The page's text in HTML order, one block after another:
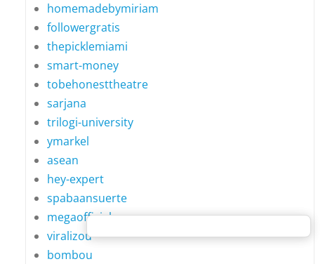
homemadebymiriam
followergratis
thepicklemiami
smart-money
tobehonesttheatre
sarjana
trilogi-university
ymarkel
asean
hey-expert
spabaansuerte
megaofficial
viralizou
bombou